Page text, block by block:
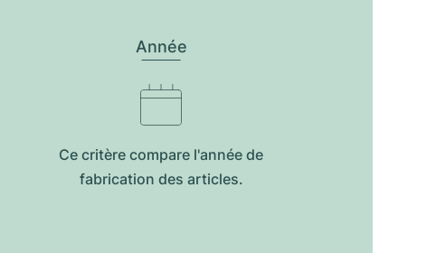
Année
Ce critère compare l'année de
fabrication des articles.